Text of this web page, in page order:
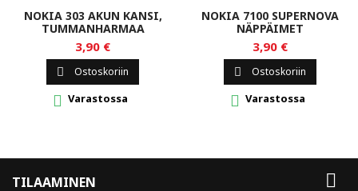
NOKIA 303 AKUN KANSI,
TUMMANHARMAA
3,90 €
 Ostoskoriin
 Varastossa
NOKIA 7100 SUPERNOVA
NÄPPÄIMET
3,90 €
 Ostoskoriin
 Varastossa
TILAAMINEN 